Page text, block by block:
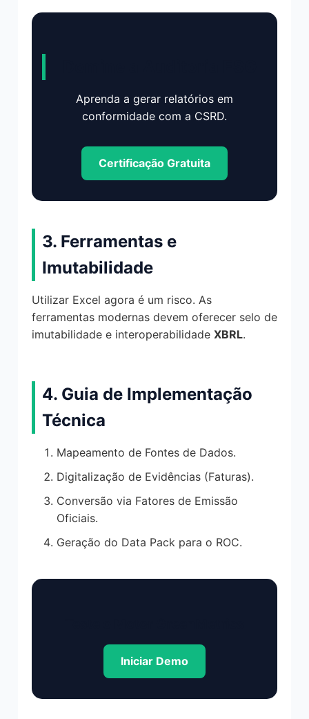
Aprenda a gerar relatórios em
conformidade com a CSRD.
Certificação Gratuita
3. Ferramentas e
Imutabilidade
Utilizar Excel agora é um risco. As
ferramentas modernas devem oferecer selo de
imutabilidade e interoperabilidade XBRL.
4. Guia de Implementação
Técnica
Mapeamento de Fontes de Dados.
Digitalização de Evidências (Faturas).
Conversão via Fatores de Emissão
Oficiais.
Geração do Data Pack para o ROC.
Iniciar Demo